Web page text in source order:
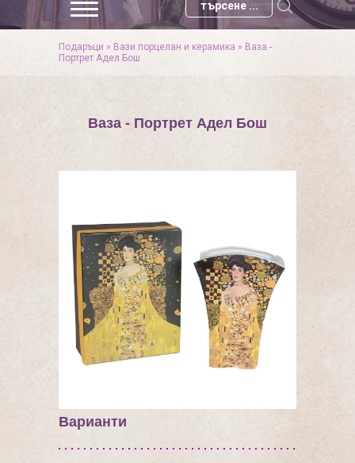
Подаръци » Вази порцелан и керамика » Ваза -
Портрет Адел Бош
Ваза - Портрет Адел Бош
Варианти